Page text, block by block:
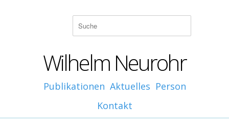
Wilhelm Neurohr
Publikationen Aktuelles Person
Kontakt